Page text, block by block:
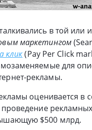
в той или
маркетингом
клик(Pay Per Click
для
рекламы.
оценивается в
$500 млрд.